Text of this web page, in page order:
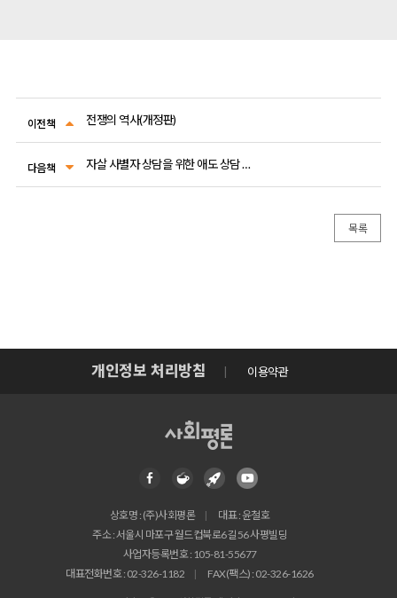
이전책 전쟁의 역사(개정판)
다음책 자살 사별자 상담을 위한 애도 상담 워크북
목록
개인정보 처리방침 이용약관
상호명 : (주)사회평론
대표 : 윤철호
주소 : 서울시 마포구 월드컵북로6길 56 사평빌딩
사업자등록번호 : 105-81-55677
대표전화번호 : 02-326-1182
FAX(팩스) : 02-326-1626